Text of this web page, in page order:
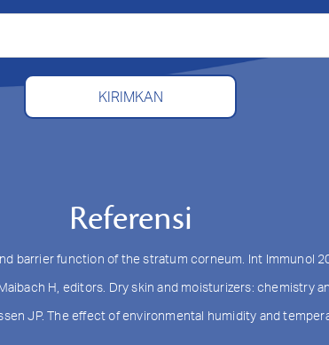
KIRIMKAN
Referensi
barrier function of the stratum corneum. Int Immunol
H, editors. Dry skin and moisturizers: chemistry
JP. The effect of environmental humidity and